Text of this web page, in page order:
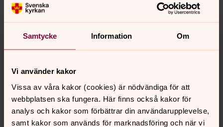
Samtycke Information Om
Vi använder kakor
Vissa av våra kakor (cookies) är nödvändiga för att
webbplatsen ska fungera. Här finns också kakor för
analys och kakor som förbättrar din användarupplevelse,
samt kakor som används för marknadsföring och när vi
för marknadsföring.
Ändra dina marknadsföring för kakor
Synpunkter eller frågor på sidans
innehåll?